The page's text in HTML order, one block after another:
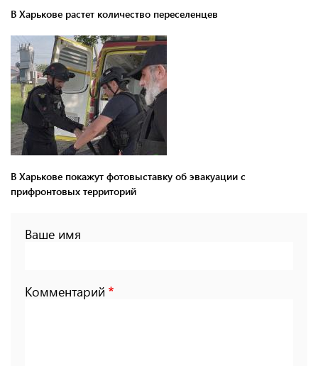
В Харькове растет количество переселенцев
В Харькове покажут фотовыставку об эвакуации с
прифронтовых территорий
Ваше имя
Комментарий